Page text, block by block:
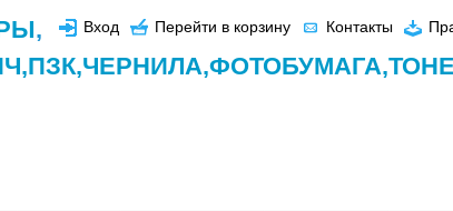
Вход Перейти в корзину Контакты
,
ПЗК,ЧЕРНИЛА,ФОТОБУМАГА,